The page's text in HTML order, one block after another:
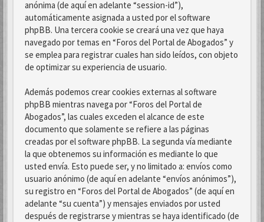
anónima (de aquí en adelante “session-id”),
automáticamente asignada a usted por el software
phpBB. Una tercera cookie se creará una vez que haya
navegado por temas en “Foros del Portal de Abogados” y
se emplea para registrar cuales han sido leídos, con objeto
de optimizar su experiencia de usuario.
Además podemos crear cookies externas al software
phpBB mientras navega por “Foros del Portal de
Abogados”, las cuales exceden el alcance de este
documento que solamente se refiere a las páginas
creadas por el software phpBB. La segunda vía mediante
la que obtenemos su información es mediante lo que
usted envía. Esto puede ser, y no limitado a: envíos como
usuario anónimo (de aquí en adelante “envíos anónimos”),
su registro en “Foros del Portal de Abogados” (de aquí en
adelante “su cuenta”) y mensajes enviados por usted
después de registrarse y mientras se haya identificado (de